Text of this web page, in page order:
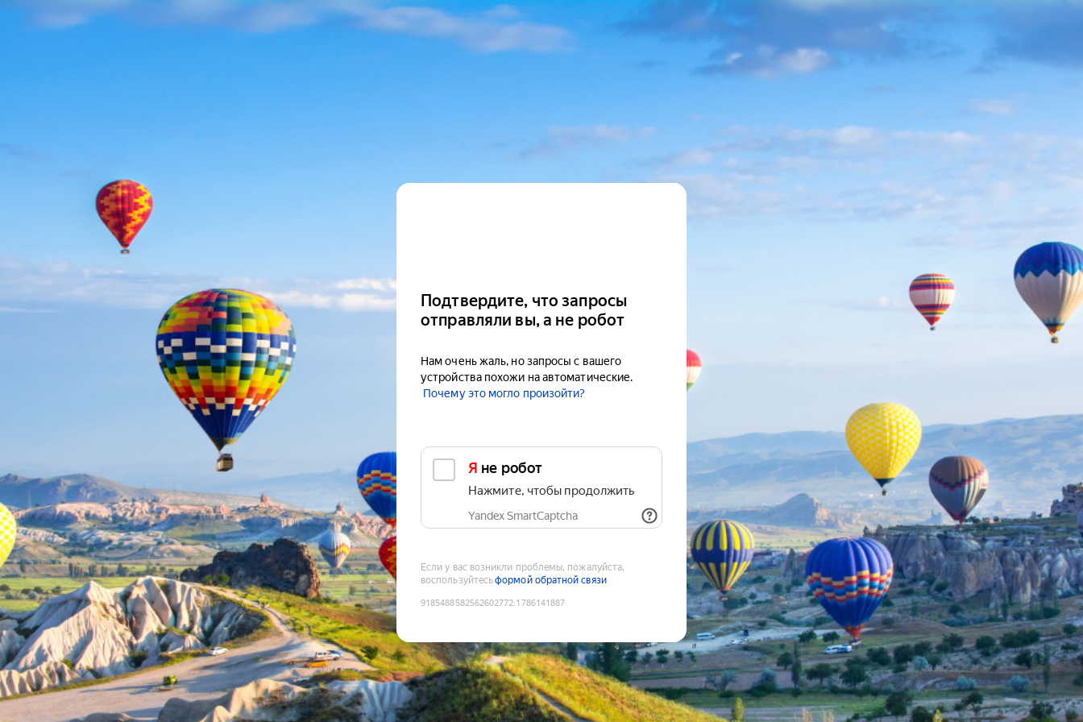
Подтвердите, что запросы
отправляли вы, а не робот
Нам очень жаль, но запросы с вашего
устройства похожи на автоматические.
Почему это могло произойти?
Я не робот
Нажмите, чтобы продолжить
Yandex SmartCaptcha
Если у вас возникли проблемы, пожалуйста,
воспользуйтесьформой обратной связи
9185488582562602772:1786141887